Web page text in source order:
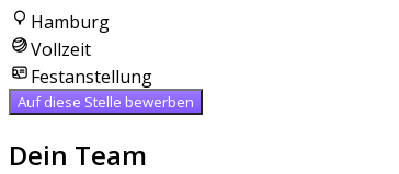
Hamburg
Vollzeit
Festanstellung
Auf diese Stelle bewerben
Dein Team